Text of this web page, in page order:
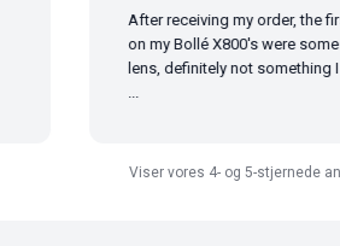
After receiving my order, the
on my Bollé X800's were some
lens, definitely not something I
Viser vores 4- og 5-stjernede